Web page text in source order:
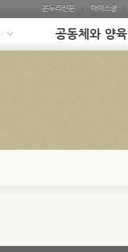
온누리신문 아이스쿨
공동체와 양육